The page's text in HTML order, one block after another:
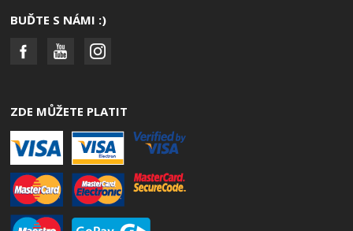
BUĎTE S NÁMI :)
ZDE MŮŽETE PLATIT